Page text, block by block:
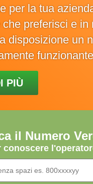
per la tua
preferisci e in
disposizione un
PIÙ
il Numero
conoscere